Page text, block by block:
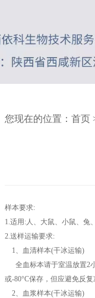
您现在的位置： 首页
样本要求:
1.适用:人、大鼠、小鼠、兔
2.送样运输要求:
1、血清样本(干冰运输)
全血标本请于室温放置2小
或-80°C保存，但应避免反
2、血浆样本(干冰运输)